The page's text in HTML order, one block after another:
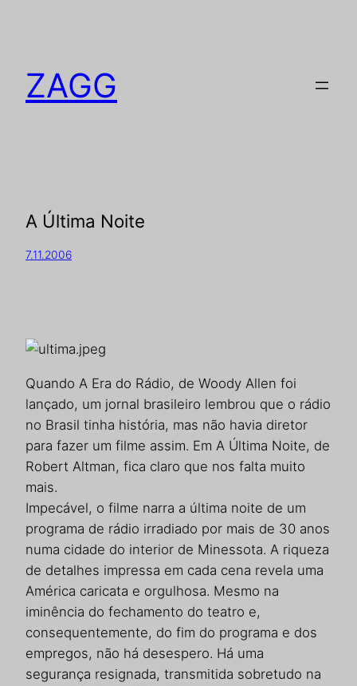
ZAGG
A Última Noite
7.11.2006
Quando A Era do Rádio, de Woody Allen foi
lançado, um jornal brasileiro lembrou que o rádio
no Brasil tinha história, mas não havia diretor
para fazer um filme assim. Em A Última Noite, de
Robert Altman, fica claro que nos falta muito
mais.
Impecável, o filme narra a última noite de um
programa de rádio irradiado por mais de 30 anos
numa cidade do interior de Minessota. A riqueza
de detalhes impressa em cada cena revela uma
América caricata e orgulhosa. Mesmo na
iminência do fechamento do teatro e,
consequentemente, do fim do programa e dos
empregos, não há desespero. Há uma
segurança resignada, transmitida sobretudo na